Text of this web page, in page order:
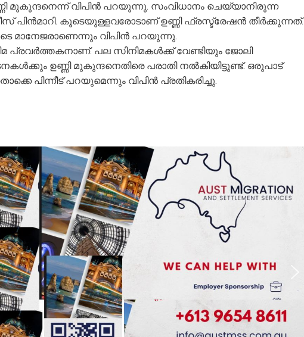
മുകുന്ദനെന്ന് വിപിൻ പറയുന്നു. സംവിധാനം ചെയ്യാനിരുന്ന
പിന്‍മാറി. കൂടെയുള്ളവരോടാണ് ഉണ്ണി ഫ്രസ്ട്രേഷൻ തീർക്കുന്നത്.
മാനേജരാണെന്നും വിപിൻ പറയുന്നു.
പ്രവർത്തകനാണ്. പല സിനിമകൾക്ക് വേണ്ടിയും ജോലി
ഉണ്ണി മുകുന്ദനെതിരെ പരാതി നൽകിയിട്ടുണ്ട്. ഒരുപാട്
പിന്നീട് പറയുമെന്നും വിപിൻ പ്രതികരിച്ചു.